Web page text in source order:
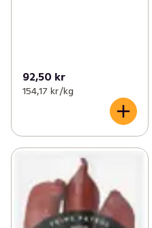
92,50 kr
154,17 kr /kg